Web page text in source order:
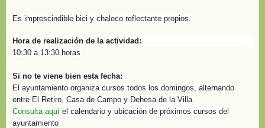
Es imprescindible bici y chaleco reflectante propios.
Hora de realización de la actividad:
10:30 a 13:30 horas
Si no te viene bien esta fecha:
El ayuntamiento organiza cursos todos los domingos, alternando
entre El Retiro, Casa de Campo y Dehesa de la Villa.
Consulta aquí el calendario y ubicación de próximos cursos del
ayuntamiento